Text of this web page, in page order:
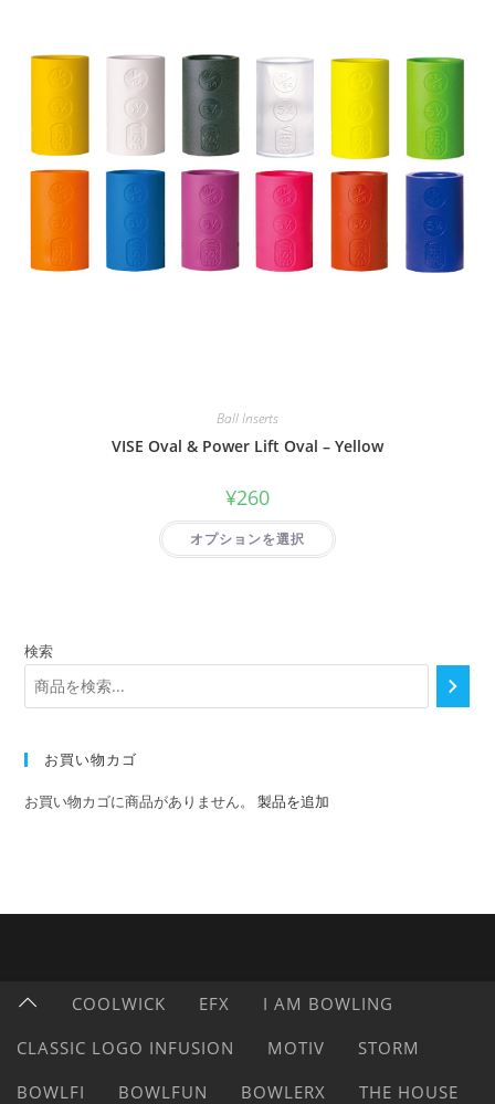
Ball Inserts
VISE Oval & Power Lift Oval – Yellow
¥260
オプションを選択
検索
お買い物カゴ
お買い物カゴに商品がありません。製品を追加
COOLWICK EFX
I AM BOWLING
CLASSIC LOGO INFUSION
MOTIV
STORM
BOWLFI
BOWLFUN BOWLERX THE HOUSE